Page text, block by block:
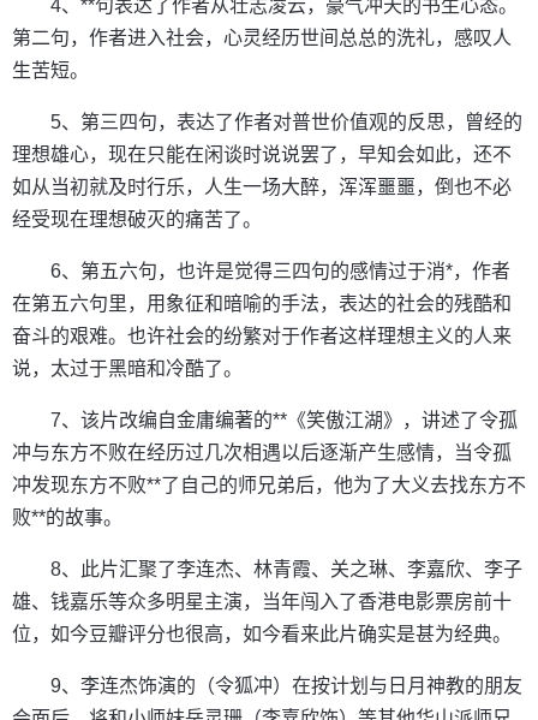
4、**句表达了作者从壮志凌云，豪气冲天的书生心态。
第二句，作者进入社会，心灵经历世间总总的洗礼，感叹人
生苦短。
5、第三四句，表达了作者对普世价值观的反思，曾经的
理想雄心，现在只能在闲谈时说说罢了，早知会如此，还不
如从当初就及时行乐，人生一场大醉，浑浑噩噩，倒也不必
经受现在理想破灭的痛苦了。
6、第五六句，也许是觉得三四句的感情过于消*，作者
在第五六句里，用象征和暗喻的手法，表达的社会的残酷和
奋斗的艰难。也许社会的纷繁对于作者这样理想主义的人来
说，太过于黑暗和冷酷了。
7、该片改编自金庸编著的**《笑傲江湖》，讲述了令孤
冲与东方不败在经历过几次相遇以后逐渐产生感情，当令孤
冲发现东方不败**了自己的师兄弟后，他为了大义去找东方不
败**的故事。
8、此片汇聚了李连杰、林青霞、关之琳、李嘉欣、李子
雄、钱嘉乐等众多明星主演，当年闯入了香港电影票房前十
位，如今豆瓣评分也很高，如今看来此片确实是甚为经典。
9、李连杰饰演的（令狐冲）在按计划与日月神教的朋友